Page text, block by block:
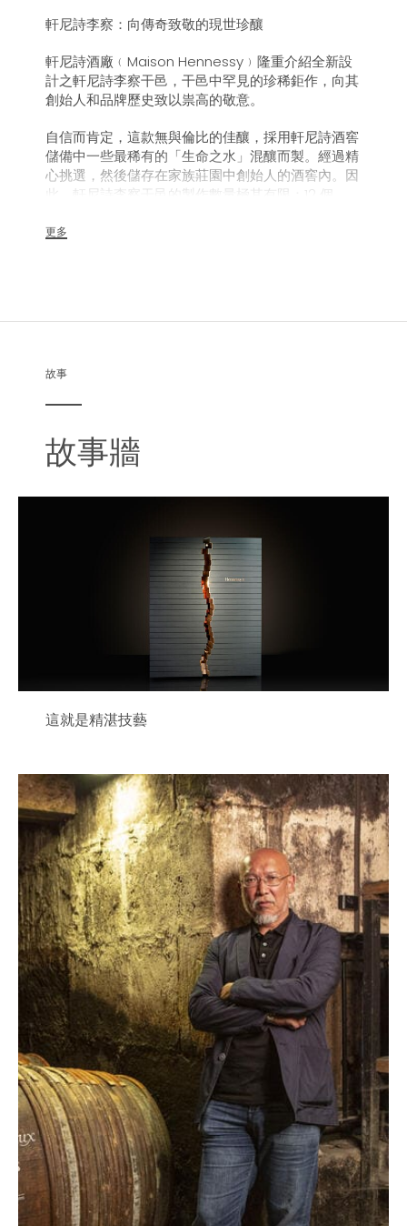
軒尼詩李察：向傳奇致敬的現世珍釀
軒尼詩酒廠﹙Maison Hennessy﹚隆重介紹全新設
計之軒尼詩李察干邑，干邑中罕見的珍稀鉅作，向其
創始人和品牌歷史致以祟高的敬意。
自信而肯定，這款無與倫比的佳釀，採用軒尼詩酒窖
儲備中一些最稀有的「生命之水」混釀而製。經過精
心挑選，然後儲存在家族莊園中創始人的酒窖內。因
此，軒尼詩李察干邑的製作數量極其有限：12 個
橡木酒桶，由軒尼詩幾代製桶大師於製桶工場(
氣息，配備由世界著名建築師 Daniel Libeskind 設
作為典範傑作，這款極具美感的酒瓶本身就堪稱一件
藝術品。它充分彰顯出李察·軒尼詩（Richard
釀：富有遠見、口感複雜、氣韻磅礡。
構。」Daniel Libeskind 表示。「我受到歷史和未來
殊的魅力。我喜歡將來自不同領域的無數想法帶到設
計過程中，因為我相信這會昇華並為設計帶來新的意
義。」 為了設計軒尼詩李察干邑的酒瓶，Daniel
Libeskind 深入探究品牌豐富的歷史，醉心研究設計
工藝，讓他的作品與啟發此干邑的人一樣具有遠見。
為了捕捉創始人的精神，他從經典的干邑酒瓶形狀入
手，利用幾何晶體狀態的 Baccarat 玻璃，吹製出柔
和、有機曲線線條，為所盛載的干邑帶來全新活力和
層次。
出乎意料地再次印證傳世經典：對先行者的無上致
更多
故事
故事牆
這就是精湛技藝